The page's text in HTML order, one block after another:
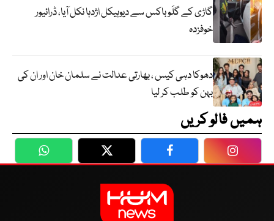
گاڑی کے گلَو باکس سے دیوہیکل اژدہا نکل آیا، ڈرائیور
خوفزدہ
دھوکا دہی کیس ، بھارتی عدالت نے سلمان خان اور ان کی
بہن کو طلب کر لیا
ہمیں فالو کریں
WhatsApp Twitter Facebook